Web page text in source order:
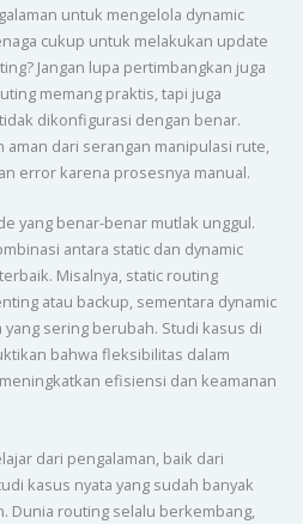
untuk mengelola dynamic
cukup untuk melakukan update
Jangan lupa pertimbangkan juga
memang praktis, tapi juga
dikonfigurasi dengan benar.
dari serangan manipulasi rute,
error karena prosesnya manual.
yang benar-benar mutlak unggul.
antara static dan dynamic
Misalnya, static routing
atau backup, sementara dynamic
sering berubah. Studi kasus di
bahwa fleksibilitas dalam
efisiensi dan keamanan
dari pengalaman, baik dari
kasus nyata yang sudah banyak
Dunia routing selalu berkembang,